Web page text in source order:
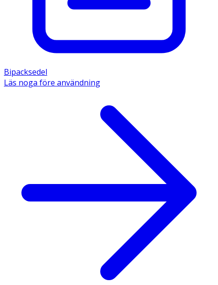
Bipacksedel
Läs noga före användning